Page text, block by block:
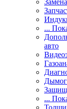
...
авто
...